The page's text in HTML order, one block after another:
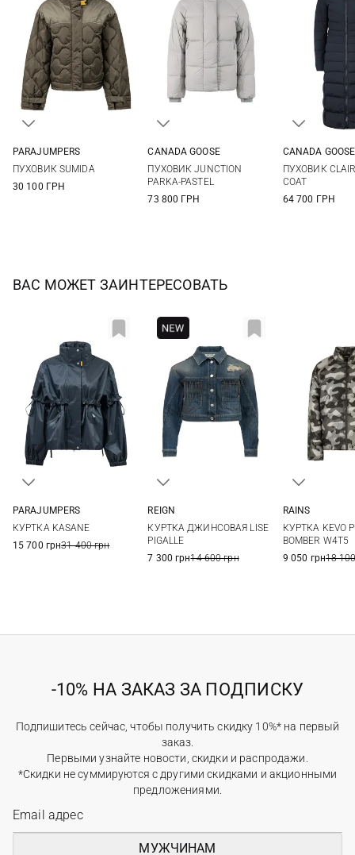
PARAJUMPERS
ПУХОВИК SUMIDA
30 100 ГРН
XL
CANADA GOOSE
ПУХОВИК JUNCTION
PARKA-PASTEL
73 800 ГРН
CANADA GOOSE
ПУХОВИК
COAT
64 700 ГРН
ВАС МОЖЕТ ЗАИНТЕРЕСОВАТЬ
PARAJUMPERS
КУРТКА KASANE
15 700 грн31 400 грн
REIGN
КУРТКА ДЖИНСОВАЯ LISE
PIGALLE
7 300 грн14 600 грн
RAINS
КУРТКА KEVO
BOMBER W4T5
9 050 грн18
-10% НА ЗАКАЗ ЗА ПОДПИСКУ
Подпишитесь сейчас, чтобы получить скидку 10%* на первый
заказ.
Первыми узнайте новости, скидки и распродажи.
*Скидки не суммируются с другими скидками и акционными
предложениями.
МУЖЧИНАМ